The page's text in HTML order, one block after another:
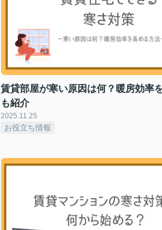
賃貸部屋が寒い原因は何？暖房効率
も紹介
2025.11.25
お役立ち情報